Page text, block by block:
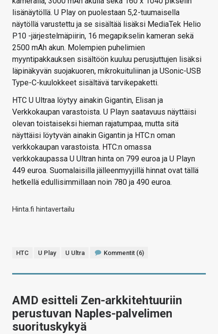
lisänäytöllä. U Play on puolestaan 5,2-tuumaisella
näytöllä varustettu ja se sisältää lisäksi MediaTek Helio
P10 -järjestelmäpiirin, 16 megapikselin kameran sekä
2500 mAh akun. Molempien puhelimien
myyntipakkauksen sisältöön kuuluu perusjuttujen lisäksi
läpinäkyvän suojakuoren, mikrokuituliinan ja USonic-USB
Type-C-kuulokkeet sisältävä tarvikepaketti.
HTC U Ultraa löytyy ainakin Gigantin, Elisan ja
Verkkokaupan varastoista. U Playn saatavuus näyttäisi
olevan toistaiseksi hieman rajatumpaa, mutta sitä
näyttäisi löytyvän ainakin Gigantin ja HTC:n oman
verkkokaupan varastoista. HTC:n omassa
verkkokaupassa U Ultran hinta on 799 euroa ja U Playn
449 euroa. Suomalaisilla jälleenmyyjillä hinnat ovat tällä
hetkellä edullisimmillaan noin 780 ja 490 euroa.
Hinta.fi hintavertailu
HTC U Play U Ultra Kommentit (6)
AMD esitteli Zen-arkkitehtuuriin
perustuvan Naples-palvelimen
suorituskykyä